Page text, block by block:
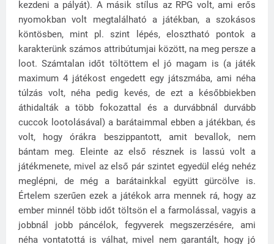
kezdeni a pályát). A másik stílus az RPG volt, ami erős
nyomokban volt megtalálható a játékban, a szokásos
köntösben, mint pl. szint lépés, elosztható pontok a
karakterünk számos attribútumjai között, na meg persze a
loot. Számtalan időt töltöttem el jó magam is (a játék
maximum 4 játékost engedett egy játszmába, ami néha
túlzás volt, néha pedig kevés, de ezt a későbbiekben
áthidalták a több fokozattal és a durvábbnál durvább
cuccok lootolásával) a barátaimmal ebben a játékban, és
volt, hogy órákra beszippantott, amit bevallok, nem
bántam meg. Eleinte az első résznek is lassú volt a
játékmenete, mivel az első pár szintet egyedül elég nehéz
meglépni, de még a barátainkkal együtt gürcölve is.
Értelem szerűen ezek a játékok arra mennek rá, hogy az
ember minnél több időt töltsön el a farmolással, vagyis a
jobbnál jobb páncélok, fegyverek megszerzésére, ami
néha vontatottá is válhat, mivel nem garantált, hogy jó